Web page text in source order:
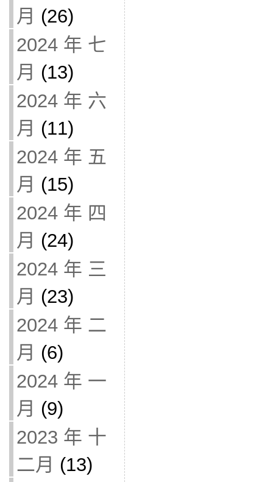
月 (26)
2024 年 七
月 (13)
2024 年 六
月 (11)
2024 年 五
月 (15)
2024 年 四
月 (24)
2024 年 三
月 (23)
2024 年 二
月 (6)
2024 年 一
月 (9)
2023 年 十
二月 (13)